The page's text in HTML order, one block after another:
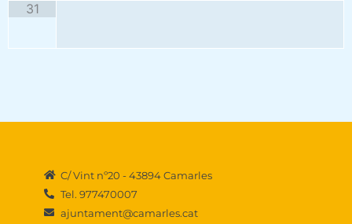
31
C/ Vint nº20 - 43894 Camarles
Tel. 977470007
ajuntament@camarles.cat